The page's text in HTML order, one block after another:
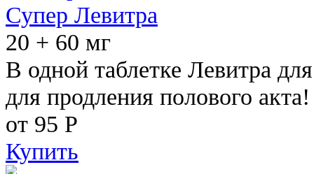
Супер Левитра
20 + 60 мг
В одной таблетке Левитра
для продления полового акта!
от 95 Р
Купить